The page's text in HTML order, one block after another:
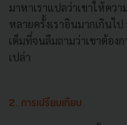
มาหาเราแปลว่าเขาให้คว
หลายครั้งเราอินมากเกินไ
เต็มที่จนลืมถามว่าเขาต้อง
เปล่า
2. การเปรียบเทียบ